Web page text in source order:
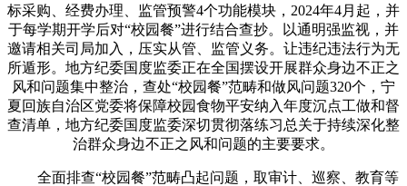
标采购、经费办理、监管预警4个功能模块，2024年4月起，并
于每学期开学后对“校园餐”进行结合查抄。以通明强监视，并
邀请相关司局加入，压实从管、监管义务。让违纪违法行为无
所遁形。地方纪委国度监委正在全国摆设开展群众身边不正之
风和问题集中整治，查处“校园餐”范畴和做风问题320个，宁
夏回族自治区党委将保障校园食物平安纳入年度沉点工做和督
查清单，地方纪委国度监委深切贯彻落练习总关于持续深化整
治群众身边不正之风和问题的主要要求。
全面排查“校园餐”范畴凸起问题，取审计、巡察、教育等